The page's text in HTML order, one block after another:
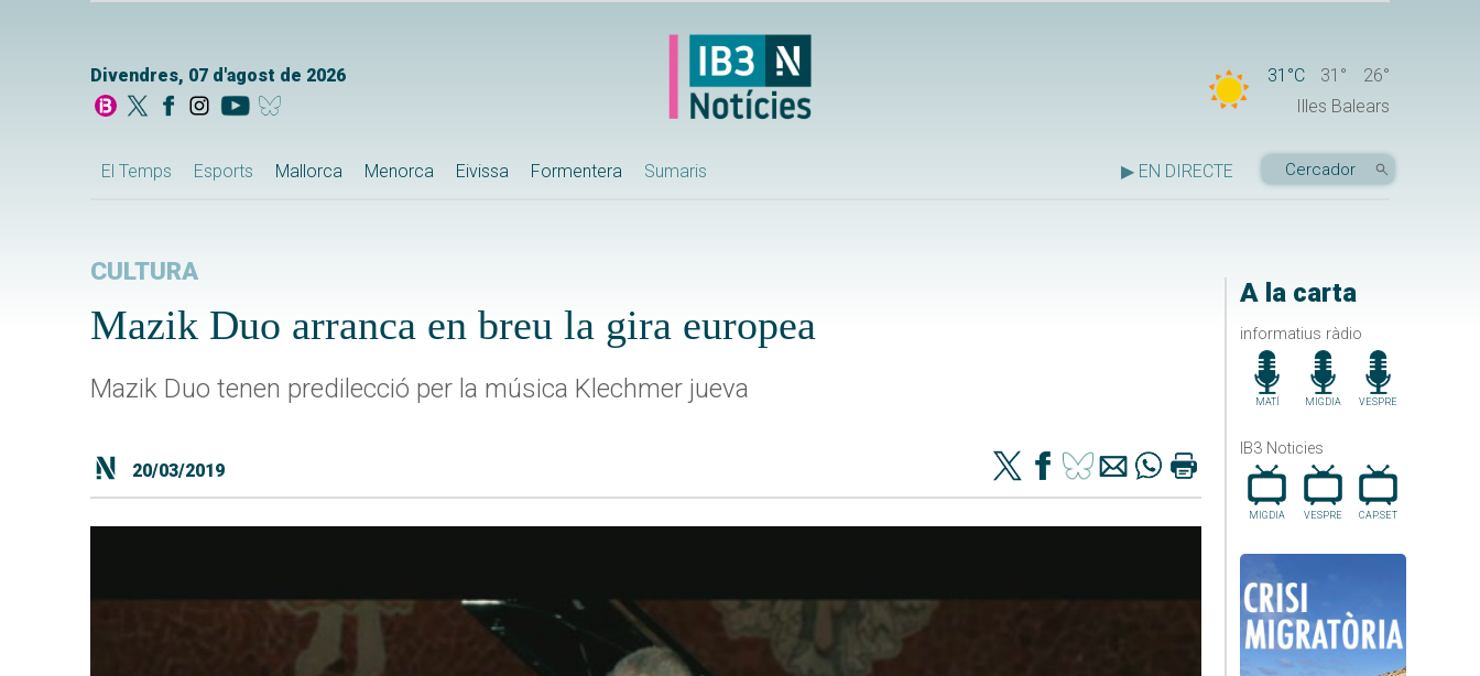
Divendres, 07 d'agost de 2026 31°C 31°
26°
Illes Balears
El Temps Esports Mallorca Menorca Eivissa Formentera Sumaris ▶ EN DIRECTE
A la carta
informatius ràdio
MATÍ MIGDIA VESPRE
IB3 Noticies
MIGDIA VESPRE CAP.SET
CULTURA
Mazik Duo arranca en breu la gira europea
Mazik Duo tenen predilecció per la música Klechmer jueva
20/03/2019